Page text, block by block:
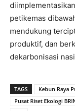
petikemas
mendukung
produktif, dan
dekarbonisasi
TAGS Kebun Raya
Pusat Riset Ekologi